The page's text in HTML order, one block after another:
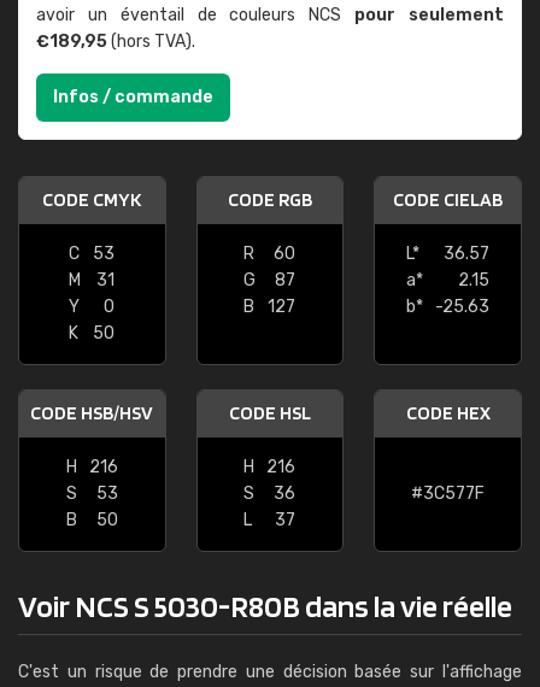
avoir un éventail de couleurs NCS pour seulement
€189,95(hors TVA).
Infos / commande
CODE CMYK
C
53
M
31
Y
0
K
50
CODE RGB
R
60
G
87
B
127
CODE CIELAB
L*
36.57
a*
2.15
b*
-25.63
CODE HSB/HSV
H
216
S
53
B
50
CODE HSL
H
216
S
36
L
37
CODE HEX
#3C577F
Voir NCS S 5030-R80B dans la vie réelle
C'est un risque de prendre une décision basée sur l'affichage